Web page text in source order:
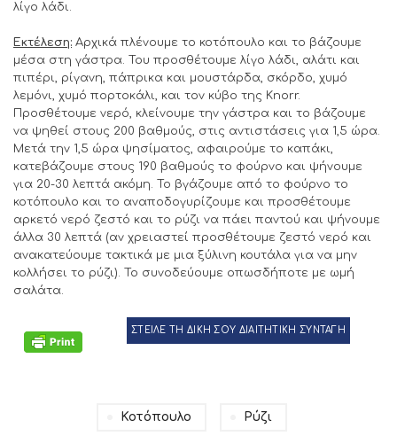
λίγο λάδι.
Εκτέλεση: Αρχικά πλένουμε το κοτόπουλο και το βάζουμε
μέσα στη γάστρα. Του προσθέτουμε λίγο λάδι, αλάτι και
πιπέρι, ρίγανη, πάπρικα και μουστάρδα, σκόρδο, χυμό
λεμόνι, χυμό πορτοκάλι, και τον κύβο της Knorr.
Προσθέτουμε νερό, κλείνουμε την γάστρα και το βάζουμε
να ψηθεί στους 200 βαθμούς, στις αντιστάσεις για 1,5 ώρα.
Μετά την 1,5 ώρα ψησίματος, αφαιρούμε το καπάκι,
κατεβάζουμε στους 190 βαθμούς το φούρνο και ψήνουμε
για 20-30 λεπτά ακόμη. Το βγάζουμε από το φούρνο το
κοτόπουλο και το αναποδογυρίζουμε και προσθέτουμε
αρκετό νερό ζεστό και το ρύζι να πάει παντού και ψήνουμε
άλλα 30 λεπτά (αν χρειαστεί προσθέτουμε ζεστό νερό και
ανακατεύουμε τακτικά με μια ξύλινη κουτάλα για να μην
κολλήσει το ρύζι). Το συνοδεύουμε οπωσδήποτε με ωμή
σαλάτα.
ΣΤΕΙΛΕ ΤΗ ΔΙΚΗ ΣΟΥ ΔΙΑΙΤΗΤΙΚΗ ΣΥΝΤΑΓΗ
Κοτόπουλο Ρύζι